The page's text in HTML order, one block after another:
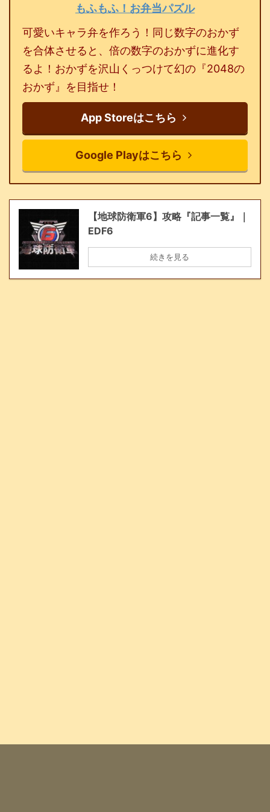
もふもふ！お弁当パズル
可愛いキャラ弁を作ろう！同じ数字のおかず
を合体させると、倍の数字のおかずに進化す
るよ！おかずを沢山くっつけて幻の『2048の
おかず』を目指せ！
App Storeはこちら
Google Playはこちら
【地球防衛軍6】攻略『記事一覧』｜
EDF6
続きを見る